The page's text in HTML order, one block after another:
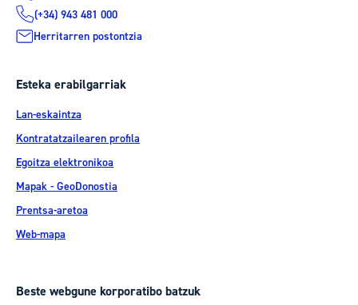
(+34) 943 481 000
Herritarren postontzia
Esteka erabilgarriak
Lan-eskaintza
Kontratatzailearen profila
Egoitza elektronikoa
Mapak - GeoDonostia
Prentsa-aretoa
Web-mapa
Beste webgune korporatibo batzuk